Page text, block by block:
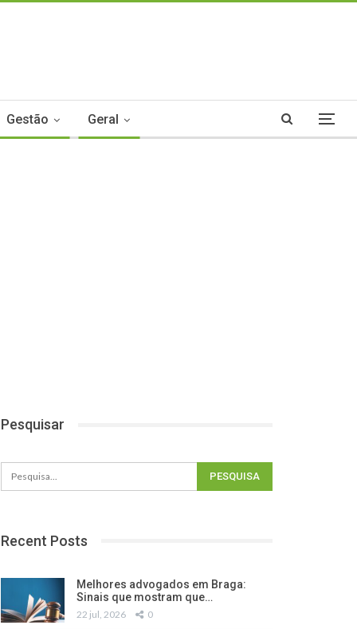
Gestão Geral
Pesquisar
Recent Posts
Melhores advogados em Braga:
Sinais que mostram que…
22 jul, 2026 0